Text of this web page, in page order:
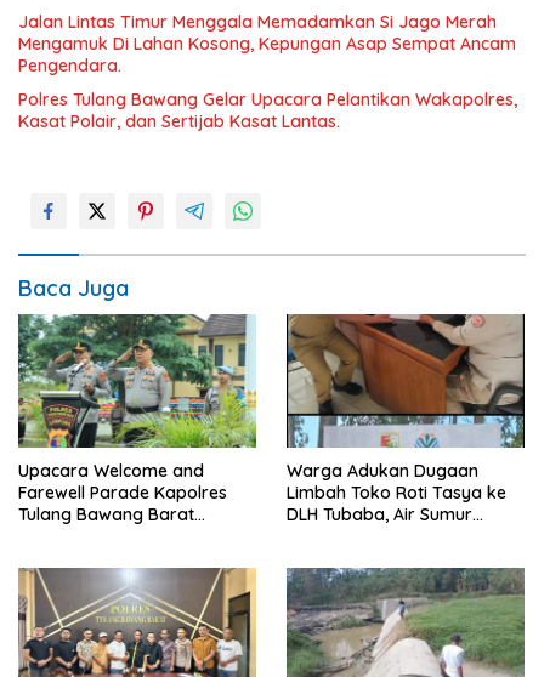
Jalan Lintas Timur Menggala Memadamkan Si Jago Merah
Mengamuk Di Lahan Kosong, Kepungan Asap Sempat Ancam
Pengendara.
Polres Tulang Bawang Gelar Upacara Pelantikan Wakapolres,
Kasat Polair, dan Sertijab Kasat Lantas.
Baca Juga
Upacara Welcome and
Farewell Parade Kapolres
Tulang Bawang Barat
Warga Adukan Dugaan
Limbah Toko Roti Tasya ke
DLH Tubaba, Air Sumur